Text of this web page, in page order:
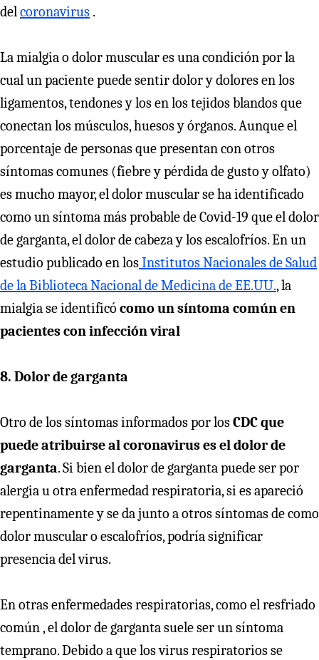
delcoronavirus .
La mialgia o dolor muscular es una condición por la
cual un paciente puede sentir dolor y dolores en los
ligamentos, tendones y los en los tejidos blandos que
conectan los músculos, huesos y órganos. Aunque el
porcentaje de personas que presentan con otros
síntomas comunes (fiebre y pérdida de gusto y olfato)
es mucho mayor, el dolor muscular se ha identificado
como un síntoma más probable de Covid-19 que el dolor
de garganta, el dolor de cabeza y los escalofríos. En un
estudio publicado en losInstitutos Nacionales de Salud
de la Biblioteca Nacional de Medicina de EE.UU., la
mialgia se identificó como un síntoma común en
pacientes con infección viral
8. Dolor de garganta
Otro de los síntomas informados por losCDC que
puede atribuirse al coronavirus es el dolor de
garganta. Si bien el dolor de garganta puede ser por
alergia u otra enfermedad respiratoria, si es apareció
repentinamente y se da junto a otros síntomas de como
dolor muscular o escalofríos, podría significar
presencia del virus.
En otras enfermedades respiratorias, como el resfriado
común , el dolor de garganta suele ser un síntoma
temprano. Debido a que los virus respiratorios se